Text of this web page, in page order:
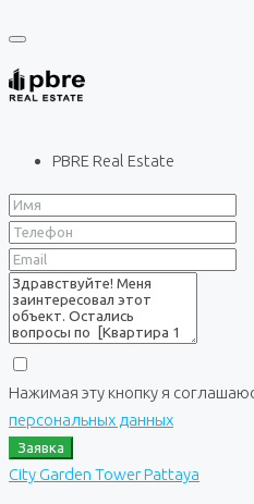
PBRE Real Estate
Нажимая эту кнопку я
персональных данных
Заявка
City Garden Tower Pattaya